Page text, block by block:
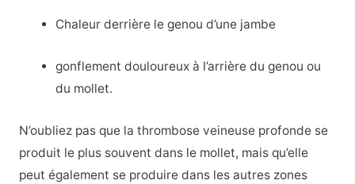
Chaleur derrière le genou d’une jambe
gonflement douloureux à l’arrière du genou ou
du mollet.
N’oubliez pas que la thrombose veineuse profonde se
produit le plus souvent dans le mollet, mais qu’elle
peut également se produire dans les autres zones